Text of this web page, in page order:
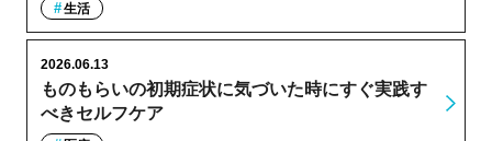
生活
ものもらいの初期症状に気づいた時にすぐ実践す
べきセルフケア
2026.06.13